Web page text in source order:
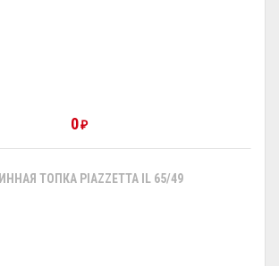
0₽
ТОПКА PIAZZETTA IL 65/49